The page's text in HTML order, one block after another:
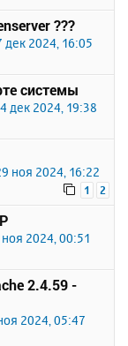
???
дек 2024, 16:05
системы
дек 2024, 19:38
ноя 2024, 16:22
1 2
2024, 00:51
2.4.59 -
2024, 05:47